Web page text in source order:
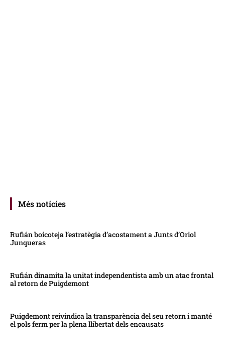
Més notícies
Rufián boicoteja l’estratègia d’acostament a Junts d’Oriol
Junqueras
Rufián dinamita la unitat independentista amb un atac frontal
al retorn de Puigdemont
Puigdemont reivindica la transparència del seu retorn i manté
el pols ferm per la plena llibertat dels encausats